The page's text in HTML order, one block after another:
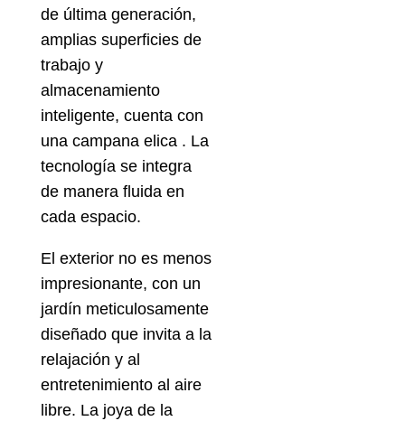
de última generación,
amplias superficies de
trabajo y
almacenamiento
inteligente, cuenta con
una campana elica . La
tecnología se integra
de manera fluida en
cada espacio.
El exterior no es menos
impresionante, con un
jardín meticulosamente
diseñado que invita a la
relajación y al
entretenimiento al aire
libre. La joya de la